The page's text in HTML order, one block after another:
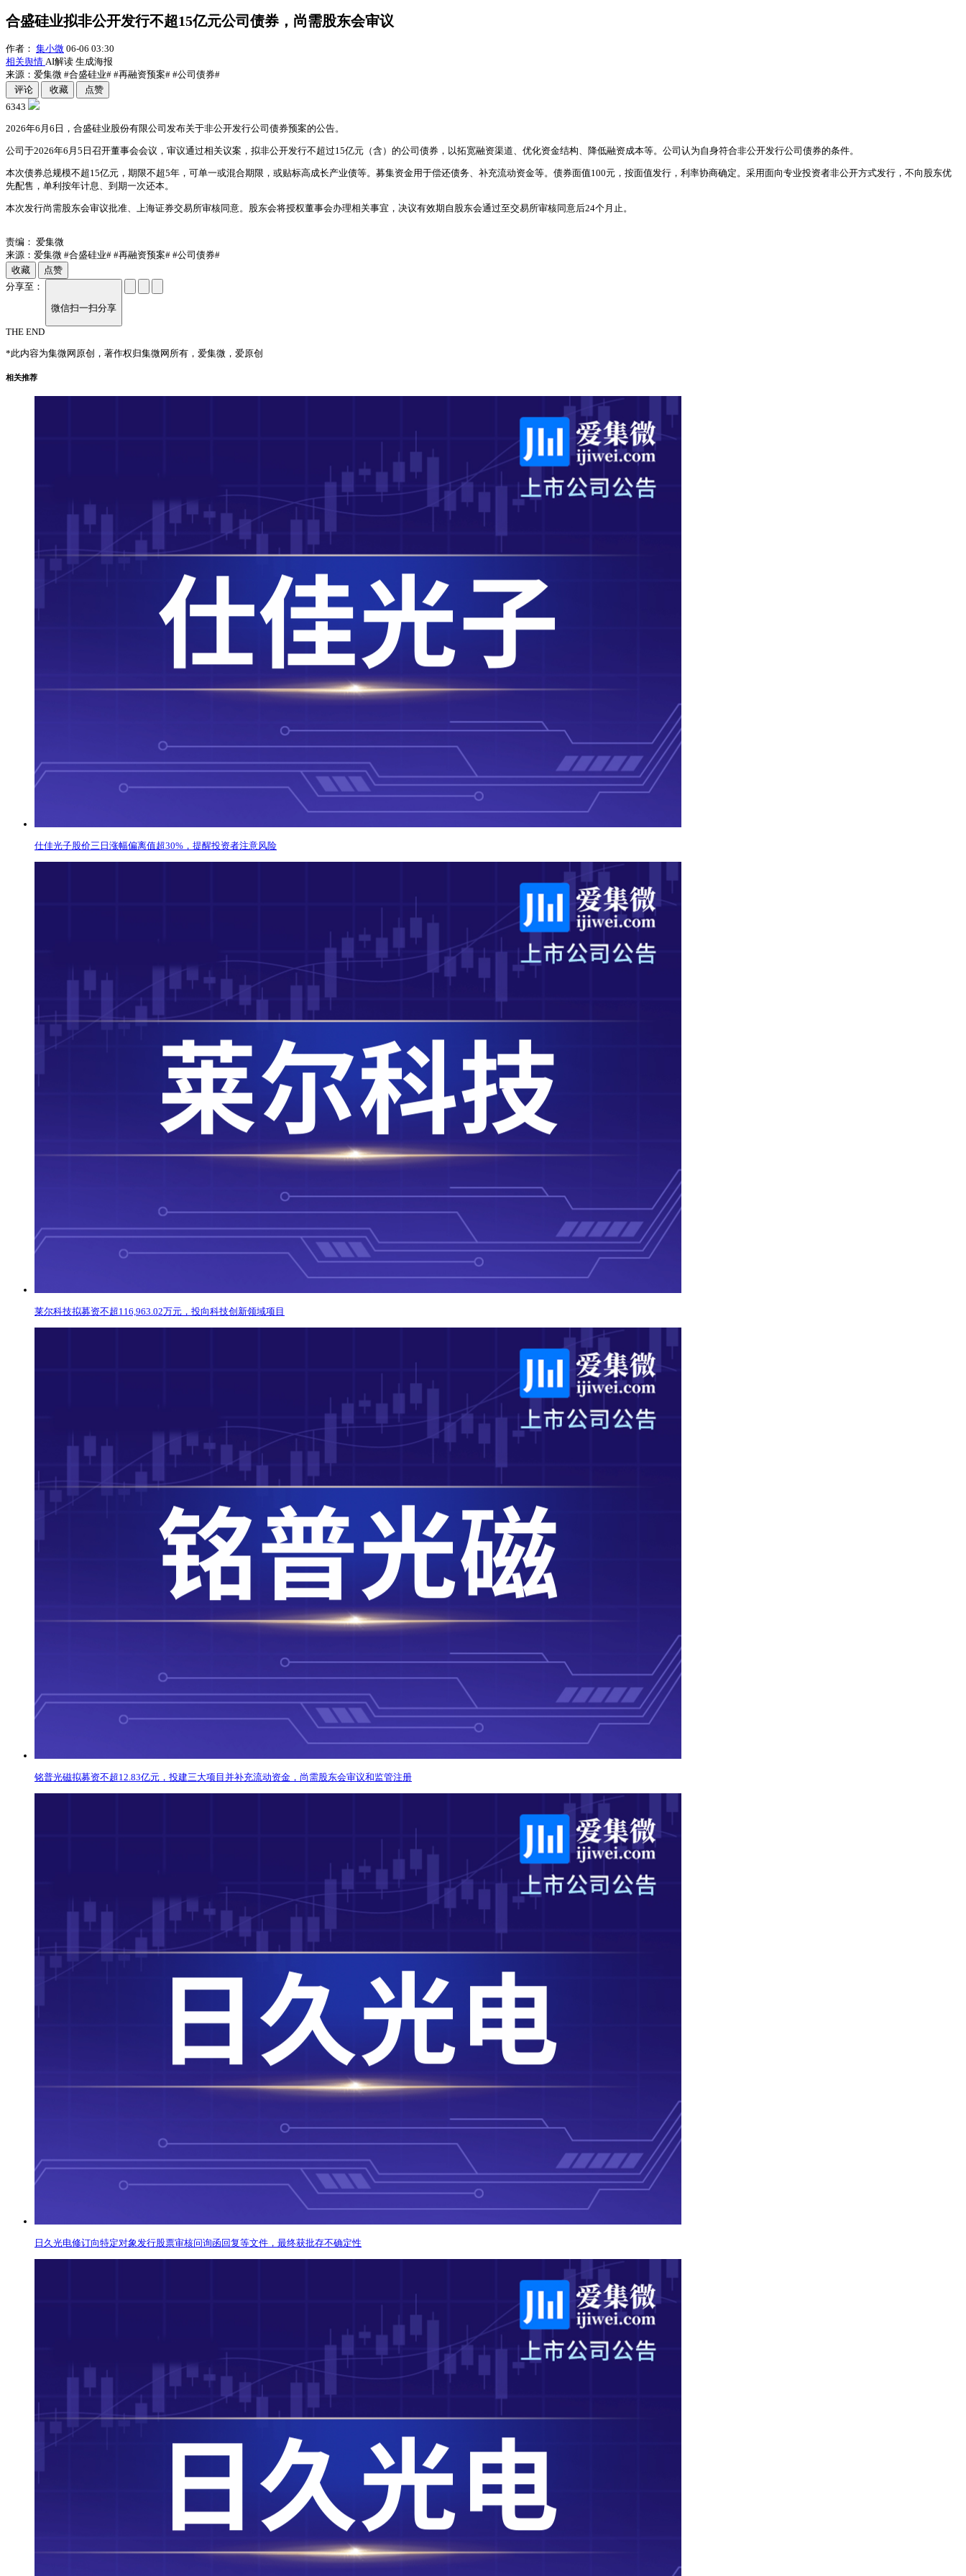
合盛硅业拟非公开发行不超15亿元公司债券，尚需股东会审议
作者： 集小微 06-06 03:30
相关舆情 AI解读 生成海报
来源：爱集微 #合盛硅业# #再融资预案# #公司债券#
评论
收藏
点赞
6343
2026年6月6日，合盛硅业股份有限公司发布关于非公开发行公司债券预案的公告。
公司于2026年6月5日召开董事会会议，审议通过相关议案，拟非公开发行不超过15亿元（含）的公司债券，以拓宽融资渠道、优化资金结构、降低融资成本等。公司认为自身符合非公开发行公司债券的条件。
本次债券总规模不超15亿元，期限不超5年，可单一或混合期限，或贴标高成长产业债等。募集资金用于偿还债务、补充流动资金等。债券面值100元，按面值发行，利率协商确定。采用面向专业投资者非公开方式发行，不向股东优
先配售，单利按年计息、到期一次还本。
本次发行尚需股东会审议批准、上海证券交易所审核同意。股东会将授权董事会办理相关事宜，决议有效期自股东会通过至交易所审核同意后24个月止。
责编： 爱集微
来源：爱集微 #合盛硅业# #再融资预案# #公司债券#
收藏
点赞
分享至：
微信扫一扫分享
THE END
*此内容为集微网原创，著作权归集微网所有，爱集微，爱原创
相关推荐
仕佳光子股价三日涨幅偏离值超30%，提醒投资者注意风险
莱尔科技拟募资不超116,963.02万元，投向科技创新领域项目
铭普光磁拟募资不超12.83亿元，投建三大项目并补充流动资金，尚需股东会审议和监管注册
日久光电修订向特定对象发行股票审核问询函回复等文件，最终获批存不确定性